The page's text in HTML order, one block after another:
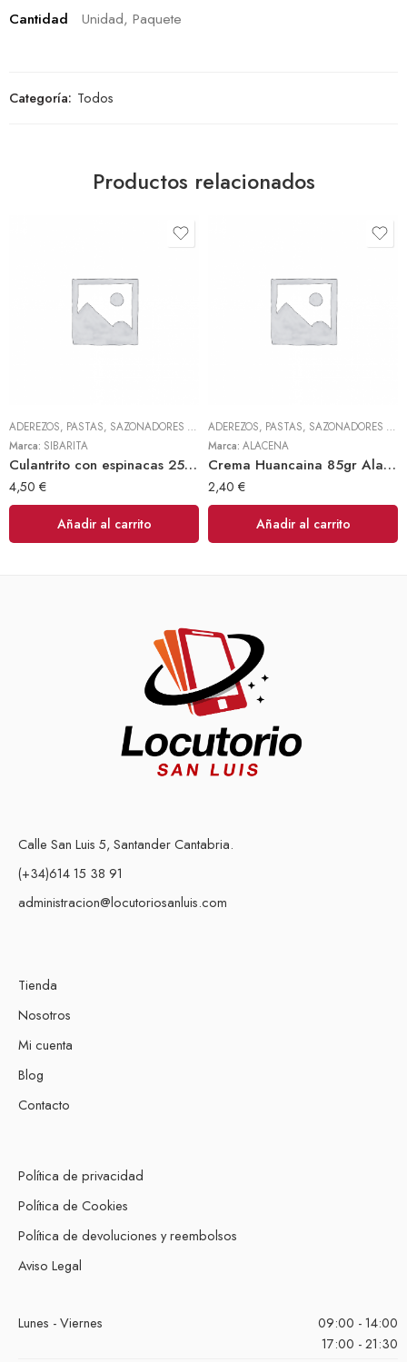
Cantidad
Unidad, Paquete
Categoría: Todos
Productos relacionados
ADEREZOS, PASTAS, SAZONADORES Y CONDIMENTOS ,TODOS
Marca: SIBARITA
Culantrito con espinacas 250gr Doy Pack (Sibarita)
4,50 €
Añadir al carrito
ADEREZOS, PASTAS, SAZONADORES Y CONDIMENTOS
Marca: ALACENA
Crema Huancaina 85gr Alacena
2,40 €
Añadir al carrito
Calle San Luis 5, Santander Cantabria.
(+34)614 15 38 91
administracion@locutoriosanluis.com
Tienda
Nosotros
Mi cuenta
Blog
Contacto
Política de privacidad
Política de Cookies
Política de devoluciones y reembolsos
Aviso Legal
Lunes - Viernes
09:00 - 14:00
17:00 - 21:30